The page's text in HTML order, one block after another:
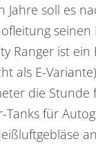
Jahre soll es
seinen
Ranger ist ein
als E-
die Stunde
Tanks für